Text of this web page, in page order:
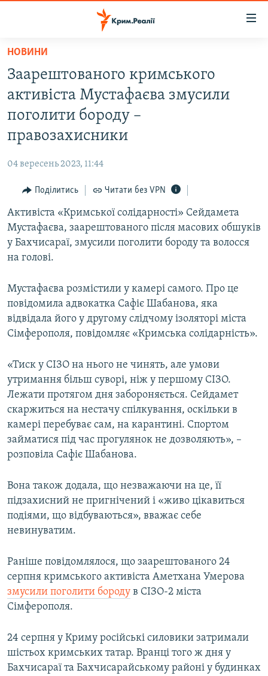
Перейти
основного
матеріалу
до
основної
Перейти
пошуку
ВОДА.КРИМ
ВІДЕО ТА ФОТО
ПОГЛЯД
ІНТЕРВ'Ю
ВСЕ ЗА ДЕНЬ
СПЕЦПРОЕКТИ
ДЕПОРТАЦІЯ
СВІДЧЕННЯ ОКУПАЦІЇ
УКРАЇНСЬКА ПРОБЛЕМА КРИМУ
ЯК ОБІЙТИ БЛОКУВАННЯ
Русский
Qırımtatar
Усі сайти RFE/RL
НОВИНИ
Заарештованого кримського
активіста Мустафаєва змусили
поголити бороду –
правозахисники
04 вересень 2023, 11:44
Поділитись Читати без VPN
Активіста «Кримської солідарності» Сейдамета
Мустафаєва, заарештованого після масових обшуків
у Бахчисараї, змусили поголити бороду та волосся
на голові.
Мустафаєва розмістили у камері самого. Про це
повідомила адвокатка Сафіє Шабанова, яка
відвідала його у другому слідчому ізоляторі міста
Сімферополя, повідомляє «Кримська солідарність».
«Тиск у СІЗО на нього не чинять, але умови
утримання більш суворі, ніж у першому СІЗО.
Лежати протягом дня забороняється. Сейдамет
скаржиться на нестачу спілкування, оскільки в
камері перебуває сам, на карантині. Спортом
займатися під час прогулянок не дозволяють», –
розповіла Сафіє Шабанова.
Вона також додала, що незважаючи на це, її
підзахисний не пригнічений і «живо цікавиться
подіями, що відбуваються», вважає себе
невинуватим.
Раніше повідомлялося, що заарештованого 24
серпня кримського активіста Аметхана Умерова
змусили поголити бороду в СІЗО-2 міста
Сімферополя.
24 серпня у Криму російські силовики затримали
шістьох кримських татар. Вранці того ж дня у
Бахчисараї та Бахчисарайському районі у будинках